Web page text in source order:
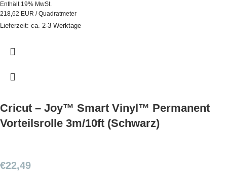
Enthält 19% MwSt.
218,62 EUR / Quadratmeter
Lieferzeit: ca. 2-3 Werktage
Cricut – Joy™ Smart Vinyl™ Permanent
Vorteilsrolle 3m/10ft (Schwarz)
€22,49